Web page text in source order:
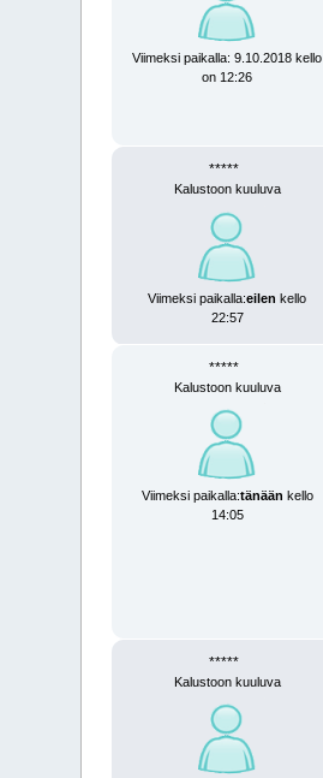
Viimeksi paikalla: 9.10.2018 kello
on 12:26
*****
Kalustoon kuuluva
Viimeksi paikalla:eilen kello
22:57
*****
Kalustoon kuuluva
Viimeksi paikalla:tänään kello
14:05
*****
Kalustoon kuuluva